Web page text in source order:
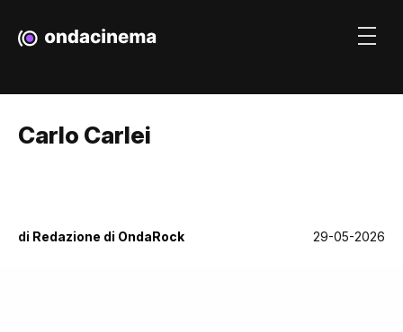
Carlo Carlei
di Redazione di OndaRock 29-05-2026